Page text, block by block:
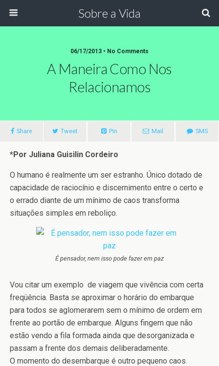
Sobre a Vida
06/17/2013 • No Comments
A Maneira Como Nos
Relacionamos
Share Tweet Pin Mail SMS
*Por Juliana Guisilin Cordeiro
O humano é realmente um ser estranho. Único dotado de
capacidade de raciocínio e discernimento entre o certo e
o errado diante de um mínimo de caos transforma
situações simples em reboliço.
É pensador, nem isso pode fazer em paz
Vou citar um exemplo de viagem que vivência com certa
freqüência. Basta se aproximar o horário do embarque
para todos se aglomerarem sem o mínimo de ordem em
frente ao portão de embarque. Alguns fingem que não
estão vendo a fila formada ainda que desorganizada e
passam a frente dos demais deliberadamente.
O momento do desembarque é outro pequeno caos.